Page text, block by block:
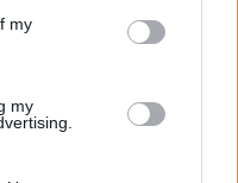
my
my
νοικοκυριά και
Όπως τόνισε η
κρίνεται στην
στον παιδικό
Σε αυτή